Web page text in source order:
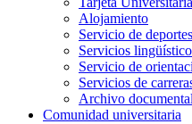
Alojamiento
Servicio de deportes
Servicios
Servicio de
Servicios de
Archivo
Comunidad universitaria